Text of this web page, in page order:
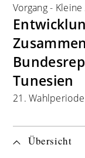
Vorgang- Kleine
Tunesien
21. Wahlperiode
Übersicht